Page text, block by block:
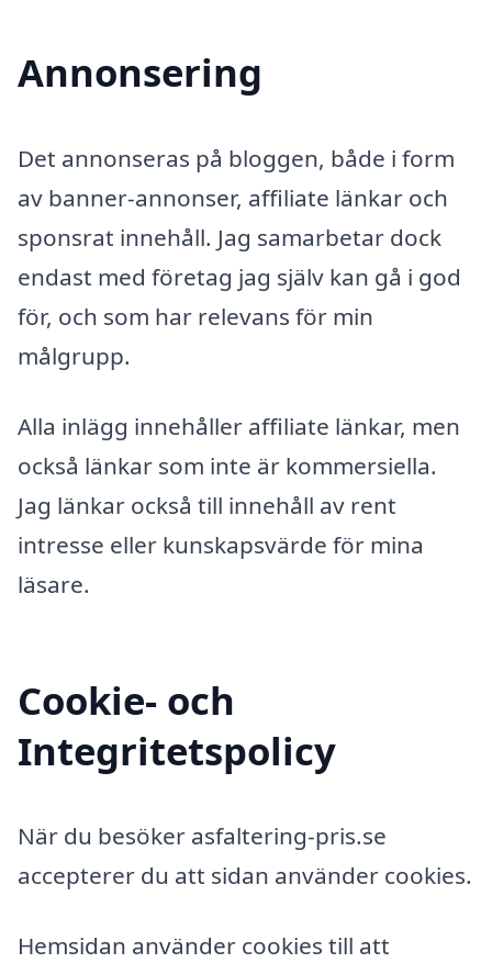
Annonsering
Det annonseras på bloggen, både i form
av banner-annonser, affiliate länkar och
sponsrat innehåll. Jag samarbetar dock
endast med företag jag själv kan gå i god
för, och som har relevans för min
målgrupp.
Alla inlägg innehåller affiliate länkar, men
också länkar som inte är kommersiella.
Jag länkar också till innehåll av rent
intresse eller kunskapsvärde för mina
läsare.
Cookie- och
Integritetspolicy
När du besöker asfaltering-pris.se
accepterer du att sidan använder cookies.
Hemsidan använder cookies till att